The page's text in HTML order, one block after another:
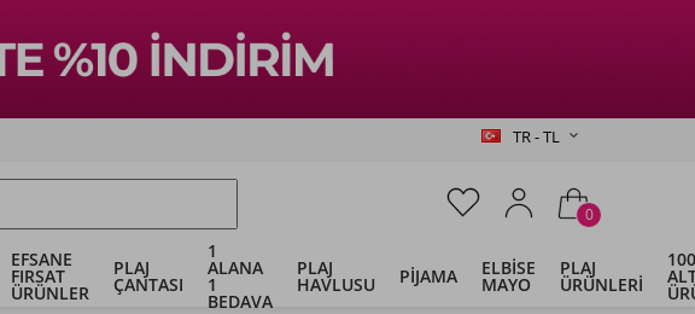
TR - TL
0
EFSANE
FIRSAT
ÜRÜNLER
PLAJ
ÇANTASI
1
ALANA
1
BEDAVA
PLAJ
HAVLUSU PİJAMA ELBİSE
MAYO
PLAJ
ÜRÜNLERİ